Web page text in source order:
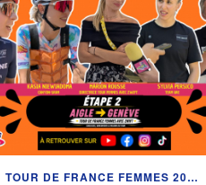
TOUR DE FRANCE FEMMES 2026 : MARION ROUSSE ET LES PITCHOUNES À AIGLE